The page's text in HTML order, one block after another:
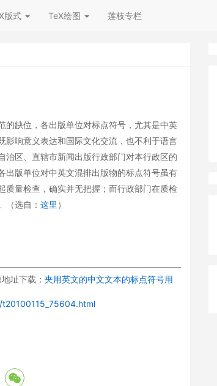
版式 TeX绘图 莲枝专栏
的缺位，各出版单位对标点符号，尤其是中英
影响意义表达和国际文化交流，也不利于语言
治区、直辖市新闻出版行政部门对本行政区的
出版单位对中英文混排出版物的标点符号虽有
质量检查，确实并无把握；而行政部门在质检
（选自： 这里 ）
址下载： 夹用英文的中文文本的标点符号用